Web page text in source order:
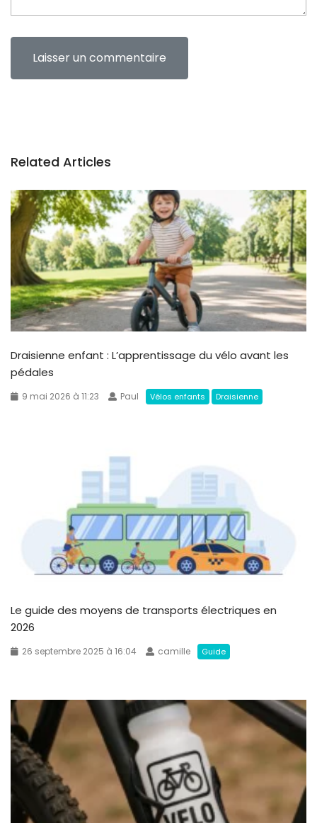
Related Articles
Draisienne enfant : L’apprentissage du vélo avant les
pédales
9 mai 2026 à 11:23 Paul Vélos enfants Draisienne
Le guide des moyens de transports électriques en
2026
26 septembre 2025 à 16:04 camille Guide